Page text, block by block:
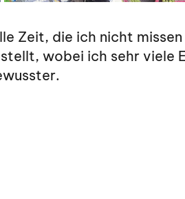
Zeit, die ich nicht
wobei ich sehr viele